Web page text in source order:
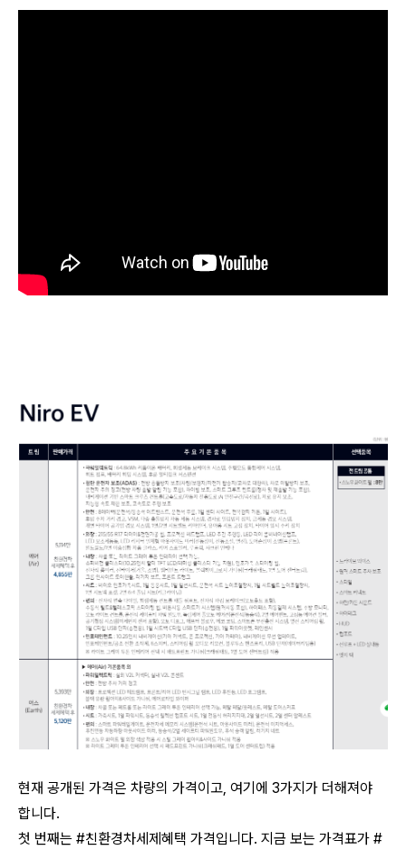
현재 공개된 가격은 차량의 가격이고, 여기에 3가지가 더해져야
합니다.
첫 번째는 #친환경차세제혜택 가격입니다. 지금 보는 가격표가 #